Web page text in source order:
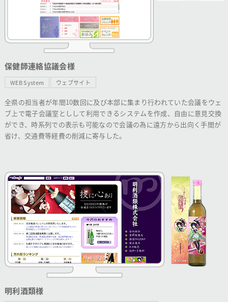
保健師連絡協議会様
WEB System ウェブサイト
全県の担当者が年間10数回に及び本部に集まり行われていた会議をウェ
ブ上で電子会議室としして利用できるシステムを作成、自由に意見交換
ができ、時系列での表示も可能なので会議の為に遠方から出向く手間が
省け、交通費等経費の削減に寄与した。
明利酒類様